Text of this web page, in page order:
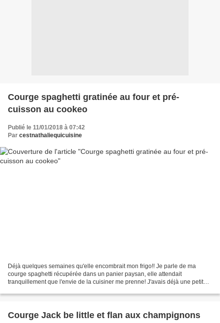
Courge spaghetti gratinée au four et pré-
cuisson au cookeo
Publié le 11/01/2018 à 07:42
Par cestnathaliequicuisine
Déjà quelques semaines qu'elle encombrait mon frigo!! Je parle de ma
courge spaghetti récupérée dans un panier paysan, elle attendait
tranquillement que l'envie de la cuisiner me prenne! J'avais déjà une petite
Courge Jack be little et flan aux champignons